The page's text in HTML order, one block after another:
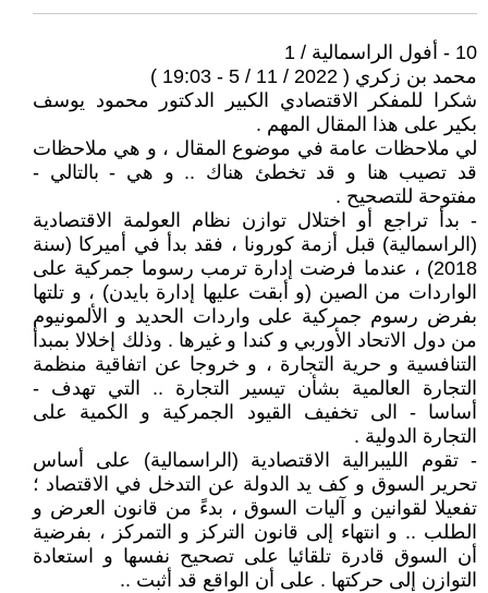
10 - أفول الراسمالية / 1
محمد بن زكري ( 2022 / 11 / 5 - 19:03 )
شكرا للمفكر الاقتصادي الكبير الدكتور محمود يوسف
بكير على هذا المقال المهم .
لي ملاحظات عامة في موضوع المقال ، و هي ملاحظات
قد تصيب هنا و قد تخطئ هناك .. و هي - بالتالي -
مفتوحة للتصحيح .
- بدأ تراجع أو اختلال توازن نظام العولمة الاقتصادية
(الراسمالية) قبل أزمة كورونا ، فقد بدأ في أميركا (سنة
2018) ، عندما فرضت إدارة ترمب رسوما جمركية على
الواردات من الصين (و أبقت عليها إدارة بايدن) ، و تلتها
بفرض رسوم جمركية على واردات الحديد و الألمونيوم
من دول الاتحاد الأوربي و كندا و غيرها . وذلك إخلالا بمبدأ
التنافسية و حرية التجارة ، و خروجا عن اتفاقية منظمة
التجارة العالمية بشأن تيسير التجارة .. التي تهدف -
أساسا - الى تخفيف القيود الجمركية و الكمية على
التجارة الدولية .
- تقوم الليبرالية الاقتصادية (الراسمالية) على أساس
تحرير السوق و كف يد الدولة عن التدخل في الاقتصاد ؛
تفعيلا لقوانين و آليات السوق ، بدءً من قانون العرض و
الطلب .. و انتهاء إلى قانون التركز و التمركز ، بفرضية
أن السوق قادرة تلقائيا على تصحيح نفسها و استعادة
التوازن إلى حركتها . على أن الواقع قد أثبت ..